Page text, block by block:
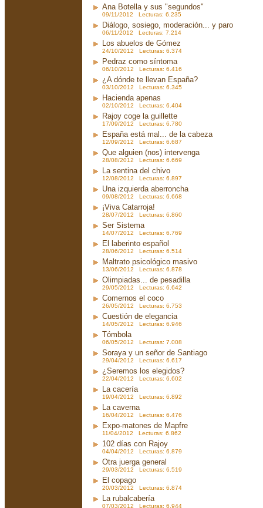
Ana Botella y sus "segundos"
09/11/2012 Lecturas: 6.235
Diálogo, sosiego, moderación... y paro
06/11/2012 Lecturas: 7.214
Los abuelos de Gómez
24/10/2012 Lecturas: 6.374
Pedraz como síntoma
06/10/2012 Lecturas: 6.416
¿A dónde te llevan España?
03/10/2012 Lecturas: 6.345
Hacienda apenas
02/10/2012 Lecturas: 6.404
Rajoy coge la guillette
17/09/2012 Lecturas: 6.780
España está mal... de la cabeza
12/09/2012 Lecturas: 6.687
Que alguien (nos) intervenga
28/08/2012 Lecturas: 6.669
La sentina del chivo
12/08/2012 Lecturas: 6.897
Una izquierda aberroncha
09/08/2012 Lecturas: 6.668
¡Viva Catarroja!
28/07/2012 Lecturas: 6.860
Ser Sistema
14/07/2012 Lecturas: 6.769
El laberinto español
28/06/2012 Lecturas: 6.514
Maltrato psicológico masivo
13/06/2012 Lecturas: 6.878
Olimpiadas... de pesadilla
29/05/2012 Lecturas: 6.642
Comernos el coco
26/05/2012 Lecturas: 6.753
Cuestión de elegancia
14/05/2012 Lecturas: 6.946
Tómbola
06/05/2012 Lecturas: 7.008
Soraya y un señor de Santiago
29/04/2012 Lecturas: 6.617
¿Seremos los elegidos?
22/04/2012 Lecturas: 6.602
La cacería
19/04/2012 Lecturas: 6.892
La caverna
16/04/2012 Lecturas: 6.476
Expo-matones de Mapfre
11/04/2012 Lecturas: 6.862
102 días con Rajoy
04/04/2012 Lecturas: 6.879
Otra juerga general
29/03/2012 Lecturas: 6.519
El copago
20/03/2012 Lecturas: 6.874
La rubalcabería
07/03/2012 Lecturas: 6.944